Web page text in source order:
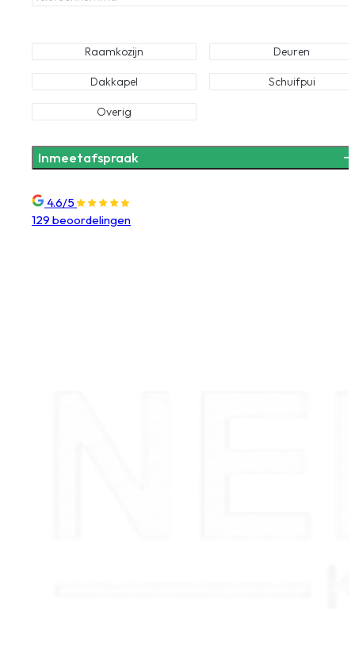
Raamkozijn Deuren
Dakkapel Schuifpui
Overig
4.6/5
129 beoordelingen